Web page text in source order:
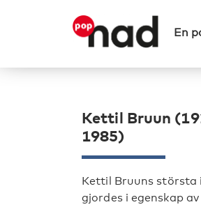
En
Kettil Bruun
1985)
Kettil Bruuns största
gjordes i egenskap